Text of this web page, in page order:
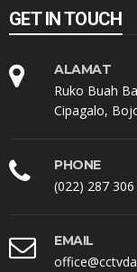
GET IN TOUCH
ALAMAT
Ruko Buah
Cipagalo,
PHONE
(022) 287
EMAIL